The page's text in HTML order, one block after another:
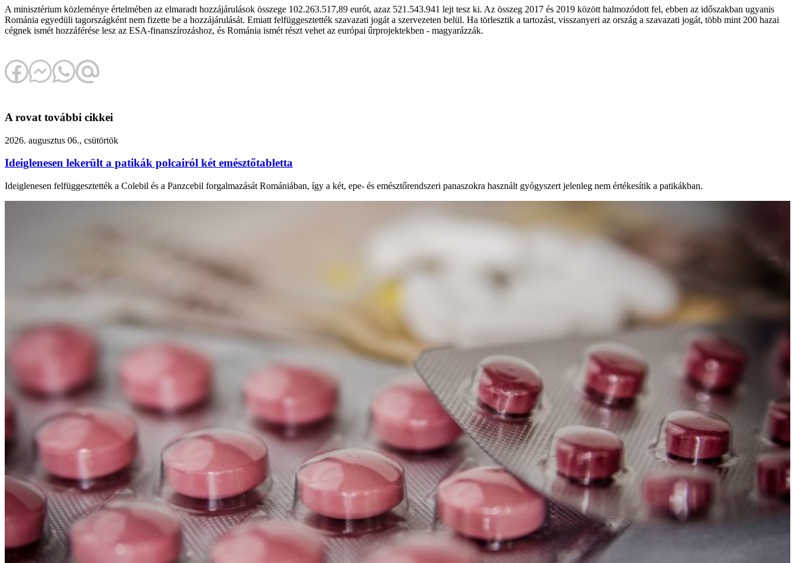
A minisztérium közleménye értelmében az elmaradt hozzájárulások összege 102.263.517,89 eurót, azaz 521.543.941 lejt tesz ki. Az összeg 2017 és 2019 között halmozódott fel, ebben az időszakban ugyanis
Románia egyedüli tagországként nem fizette be a hozzájárulását. Emiatt felfüggesztették szavazati jogát a szervezeten belül. Ha törlesztik a tartozást, visszanyeri az ország a szavazati jogát, több mint 200 hazai
cégnek ismét hozzáférése lesz az ESA-finanszírozáshoz, és Románia ismét részt vehet az európai űrprojektekben - magyarázzák.
A rovat további cikkei
2026. augusztus 06., csütörtök
Ideiglenesen lekerült a patikák polcairól két emésztőtabletta
Ideiglenesen felfüggesztették a Colebil és a Panzcebil forgalmazását Romániában, így a két, epe- és emésztőrendszeri panaszokra használt gyógyszert jelenleg nem értékesítik a patikákban.